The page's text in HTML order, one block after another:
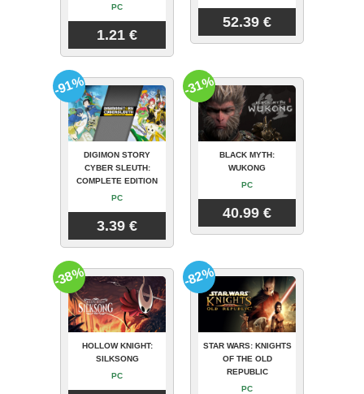
PC
1.21 €
52.39 €
DIGIMON STORY
CYBER SLEUTH:
COMPLETE EDITION
PC
3.39 €
-91%
BLACK MYTH:
WUKONG
PC
40.99 €
-31%
HOLLOW KNIGHT:
SILKSONG
PC
-38%
STAR WARS: KNIGHTS
OF THE OLD
REPUBLIC
PC
-82%